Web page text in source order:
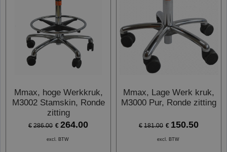
Mmax, hoge Werkkruk,
M3002 Stamskin, Ronde
zitting
€ 286.00 € 264.00
excl. BTW
Mmax, Lage Werk kruk,
M3000 Pur, Ronde zitting
€ 181.00 € 150.50
excl. BTW